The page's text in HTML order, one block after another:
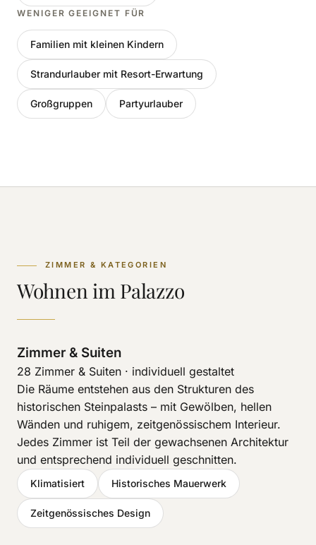
WENIGER GEEIGNET FÜR
Familien mit kleinen Kindern
Strandurlauber mit Resort-Erwartung
Großgruppen Partyurlauber
ZIMMER & KATEGORIEN
Wohnen im Palazzo
Zimmer & Suiten
28 Zimmer & Suiten · individuell gestaltet
Die Räume entstehen aus den Strukturen des
historischen Steinpalasts – mit Gewölben, hellen
Wänden und ruhigem, zeitgenössischem Interieur.
Jedes Zimmer ist Teil der gewachsenen Architektur
und entsprechend individuell geschnitten.
Klimatisiert Historisches Mauerwerk
Zeitgenössisches Design